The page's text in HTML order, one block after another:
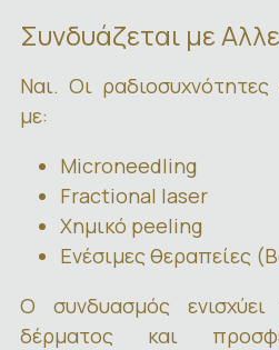
Συνδυάζεται με
Ναι. Οι
με:
Microneedling
Fractional laser
Χημικό peeling
Ενέσιμες θεραπείες
Ο συνδυασμός
δέρματος και